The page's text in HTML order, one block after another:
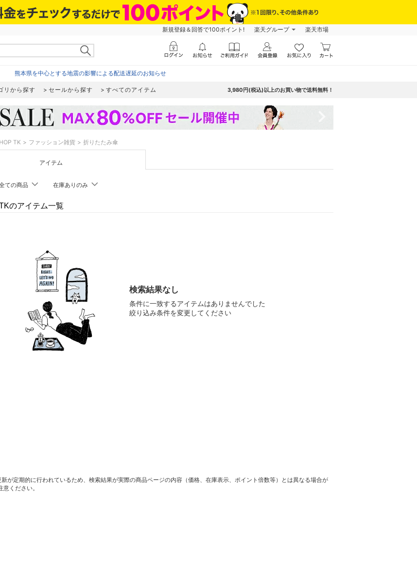
新規登録＆回答で100ポイント! 楽天グループ 楽天市場
熊本県を中心とする地震の影響による配送遅延のお知らせ
リから探す セールから探す すべてのアイテム 3,980円(税込)以上のお買い物で送料無料！
TK ファッション雑貨 折りたたみ傘
アイテム
ての商品 在庫ありのみ
のアイテム一覧
検索結果なし
条件に一致するアイテムはありませんでした
絞り込み条件を変更してください
が定期的に行われているため、検索結果が実際の商品ページの内容（価格、在庫表示、ポイント倍数等）とは異なる場合が
ください。